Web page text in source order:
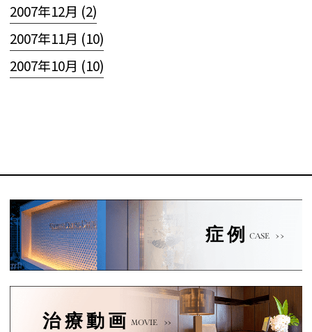
2007年12月 (2)
2007年11月 (10)
2007年10月 (10)
症例 CASE
治療動画 MOVIE